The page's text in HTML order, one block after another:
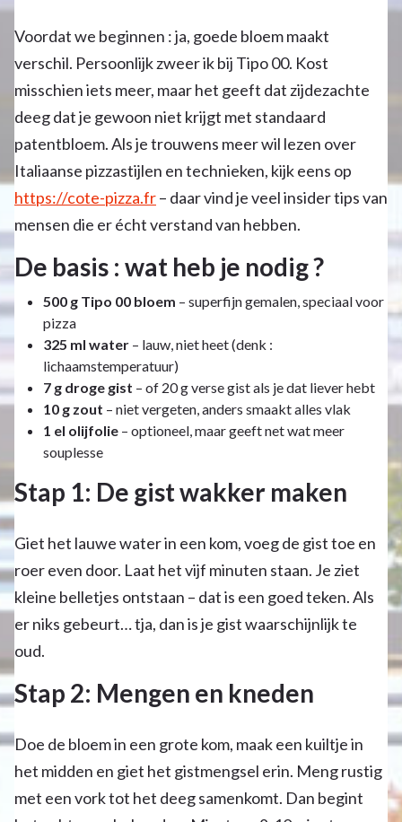
Voordat we beginnen : ja, goede bloem maakt
verschil. Persoonlijk zweer ik bij Tipo 00. Kost
misschien iets meer, maar het geeft dat zijdezachte
deeg dat je gewoon niet krijgt met standaard
patentbloem. Als je trouwens meer wil lezen over
Italiaanse pizzastijlen en technieken, kijk eens op
https://cote-pizza.fr– daar vind je veel insider tips van
mensen die er écht verstand van hebben.
De basis : wat heb je nodig ?
500 g Tipo 00 bloem – superfijn gemalen, speciaal voor
pizza
325 ml water – lauw, niet heet (denk :
lichaamstemperatuur)
7 g droge gist – of 20 g verse gist als je dat liever hebt
10 g zout – niet vergeten, anders smaakt alles vlak
1 el olijfolie – optioneel, maar geeft net wat meer
souplesse
Stap 1: De gist wakker maken
Giet het lauwe water in een kom, voeg de gist toe en
roer even door. Laat het vijf minuten staan. Je ziet
kleine belletjes ontstaan – dat is een goed teken. Als
er niks gebeurt… tja, dan is je gist waarschijnlijk te
oud.
Stap 2: Mengen en kneden
Doe de bloem in een grote kom, maak een kuiltje in
het midden en giet het gistmengsel erin. Meng rustig
met een vork tot het deeg samenkomt. Dan begint